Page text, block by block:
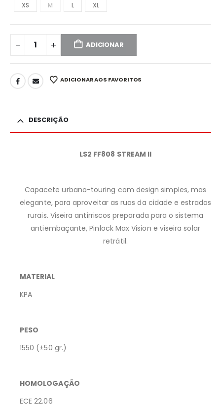
XS M L XL
ADICIONAR
ADICIONAR AOS FAVORITOS
DESCRIÇÃO
LS2 FF808 STREAM II
Capacete urbano-touring com design simples, mas
elegante, para aproveitar as ruas da cidade e estradas
rurais. Viseira antirriscos preparada para o sistema
antiembaçante, Pinlock Max Vision e viseira solar
retrátil.
MATERIAL
KPA
PESO
1550 (±50 gr.)
HOMOLOGAÇÃO
ECE 22.06